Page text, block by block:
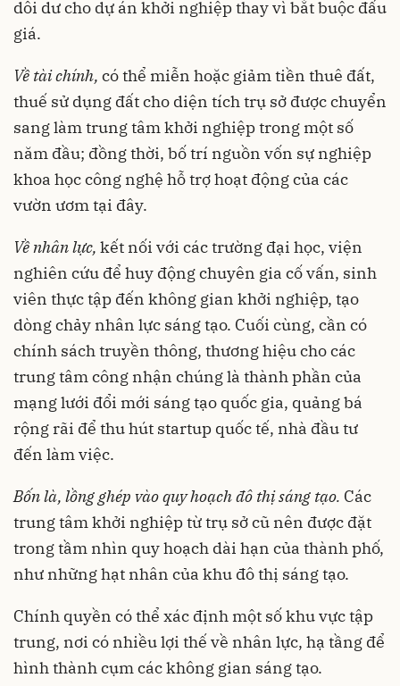
dôi dư cho dự án khởi nghiệp thay vì bắt buộc đấu
giá.
Về tài chính, có thể miễn hoặc giảm tiền thuê đất,
thuế sử dụng đất cho diện tích trụ sở được chuyển
sang làm trung tâm khởi nghiệp trong một số
năm đầu; đồng thời, bố trí nguồn vốn sự nghiệp
khoa học công nghệ hỗ trợ hoạt động của các
vườn ươm tại đây.
Về nhân lực, kết nối với các trường đại học, viện
nghiên cứu để huy động chuyên gia cố vấn, sinh
viên thực tập đến không gian khởi nghiệp, tạo
dòng chảy nhân lực sáng tạo. Cuối cùng, cần có
chính sách truyền thông, thương hiệu cho các
trung tâm công nhận chúng là thành phần của
mạng lưới đổi mới sáng tạo quốc gia, quảng bá
rộng rãi để thu hút startup quốc tế, nhà đầu tư
đến làm việc.
Bốn là, lồng ghép vào quy hoạch đô thị sáng tạo. Các
trung tâm khởi nghiệp từ trụ sở cũ nên được đặt
trong tầm nhìn quy hoạch dài hạn của thành phố,
như những hạt nhân của khu đô thị sáng tạo.
Chính quyền có thể xác định một số khu vực tập
trung, nơi có nhiều lợi thế về nhân lực, hạ tầng để
hình thành cụm các không gian sáng tạo.